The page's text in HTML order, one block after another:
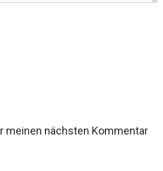
meinen nächsten Kommentar